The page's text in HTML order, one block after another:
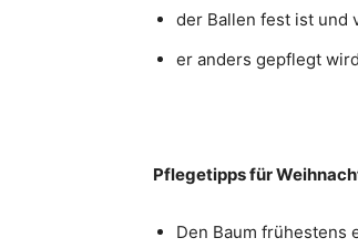
der Ballen fest ist und
er anders gepflegt
Pflegetipps für
Den Baum frühestens